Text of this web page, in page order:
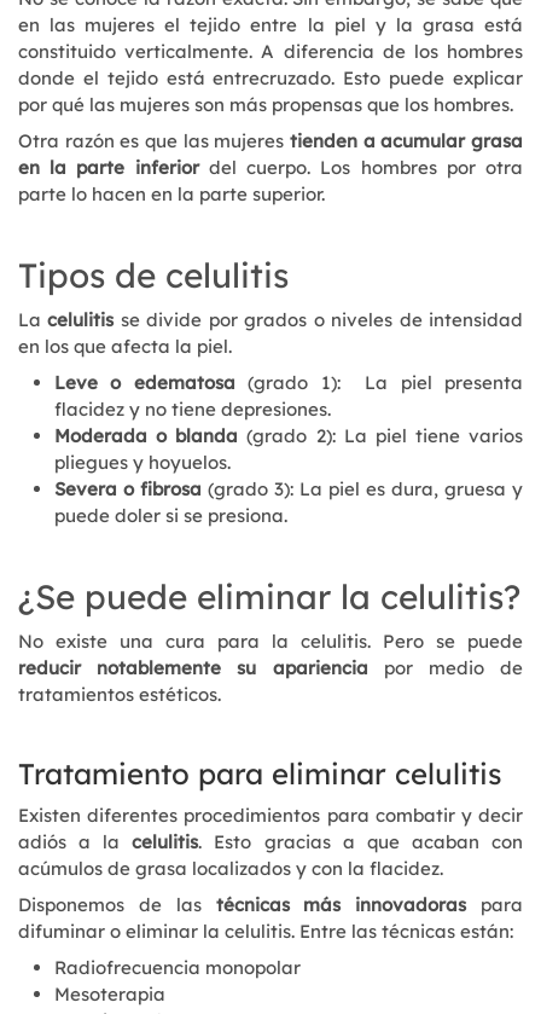
en las mujeres el tejido entre la piel y la grasa está
constituido verticalmente. A diferencia de los hombres
donde el tejido está entrecruzado. Esto puede explicar
por qué las mujeres son más propensas que los hombres.
Otra razón es que las mujeres tienden a acumular grasa
en la parte inferiordel cuerpo. Los hombres por otra
parte lo hacen en la parte superior.
Tipos de celulitis
Lacelulitisse divide por grados o niveles de intensidad
en los que afecta la piel.
Leve o edematosa (grado 1): La piel presenta
flacidez y no tiene depresiones.
Moderada o blanda (grado 2): La piel tiene varios
pliegues y hoyuelos.
Severa o fibrosa (grado 3): La piel es dura, gruesa y
puede doler si se presiona.
¿Se puede eliminar la celulitis?
No existe una cura para la celulitis. Pero se puede
reducir notablemente su apariencia por medio de
tratamientos estéticos.
Tratamiento para eliminar celulitis
Existen diferentes procedimientos para combatir y decir
adiós a lacelulitis. Esto gracias a que acaban con
acúmulos de grasa localizados y con la flacidez.
Disponemos de las técnicas más innovadoraspara
difuminar o eliminar la celulitis. Entre las técnicas están:
Radiofrecuencia monopolar
Mesoterapia